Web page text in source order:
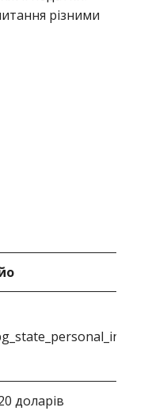
різними
доларів